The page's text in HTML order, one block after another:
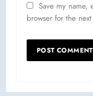
Save my name,
browser for the